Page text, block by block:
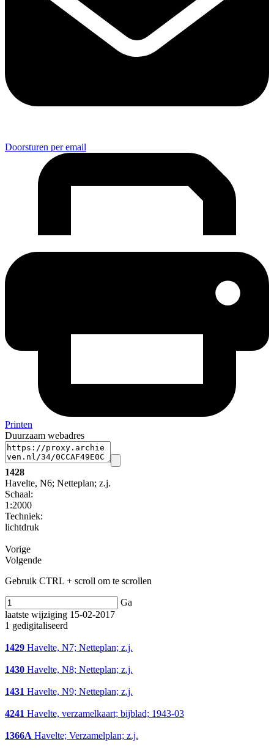
Doorsturen per email
Printen
Duurzaam webadres
1428
Havelte, N6; Netteplan; z.j.
Schaal:
1:2000
Techniek:
lichtdruk
Vorige
Volgende
Gebruik CTRL + scroll om te scrollen
Ga
laatste wijziging 15-02-2017
1 gedigitaliseerd
1429 Havelte, N7; Netteplan; z.j.
1430 Havelte, N8; Netteplan; z.j.
1431 Havelte, N9; Netteplan; z.j.
4241 Havelte, verzamelkaart; bijblad; 1943-03
1366A Havelte; Verzamelplan; z.j.